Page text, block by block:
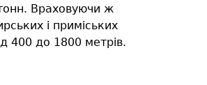
Враховуючи ж
і приміських
400 до 1800 метрів.